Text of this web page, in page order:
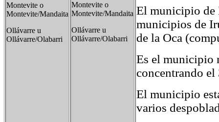
Montevite o
Montevite/Mandaita
Ollávarre u
Ollávarre/Olabarri
Montevite o
Montevite/Mandaita
Ollávarre u
Ollávarre/Olabarri
El municipio de
municipios de
de la Oca
Es el municipio
concentrando
El municipio
varios